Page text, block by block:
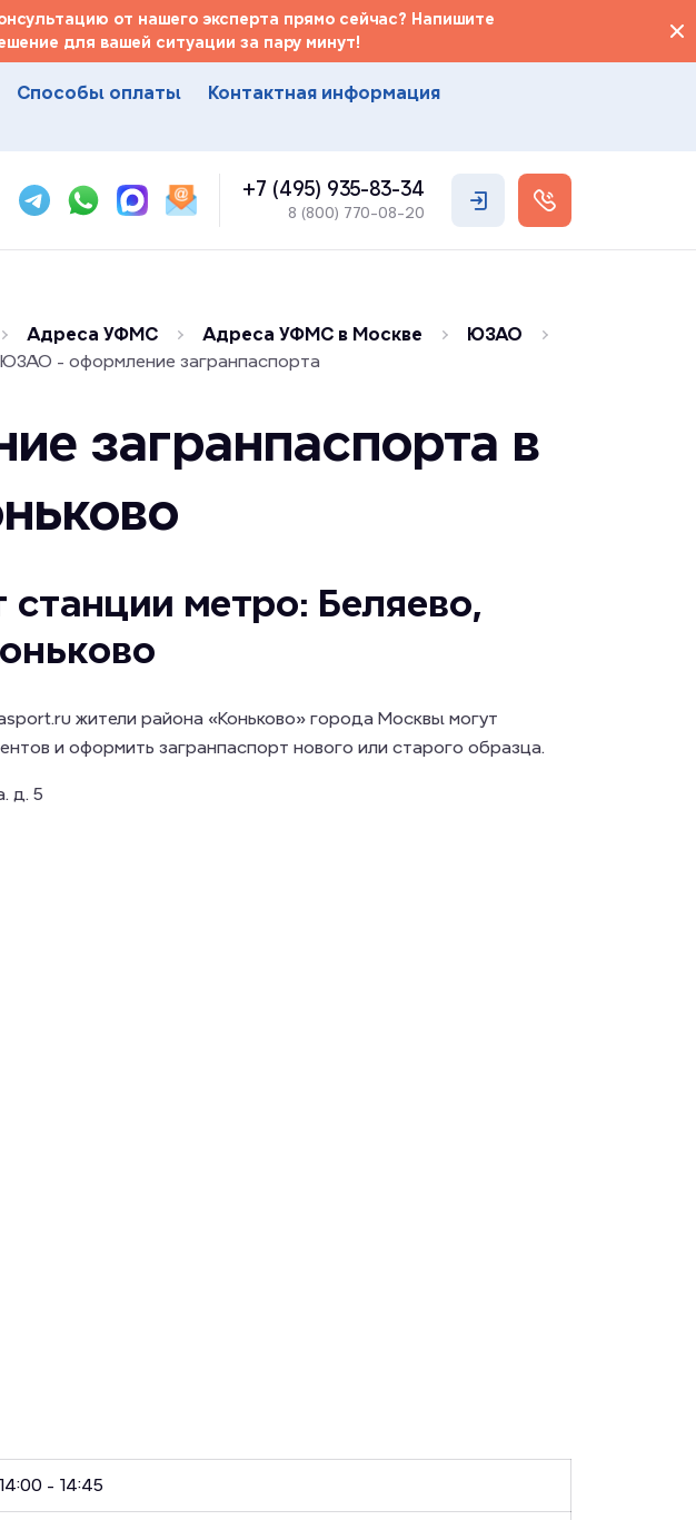
от нашего эксперта прямо сейчас? Напишите
для вашей ситуации за пару минут!
Способы оплаты Контактная информация
+7 (495) 935-83-34
8 (800) 770-08-20
Адреса УФМС Адреса УФМС в Москве
ЮЗАО
- оформление загранпаспорта
загранпаспорта в
метро: Беляево,
жители района «Коньково» города Москвы могут
и оформить загранпаспорт нового или старого образца.
д. 5
- 14:45